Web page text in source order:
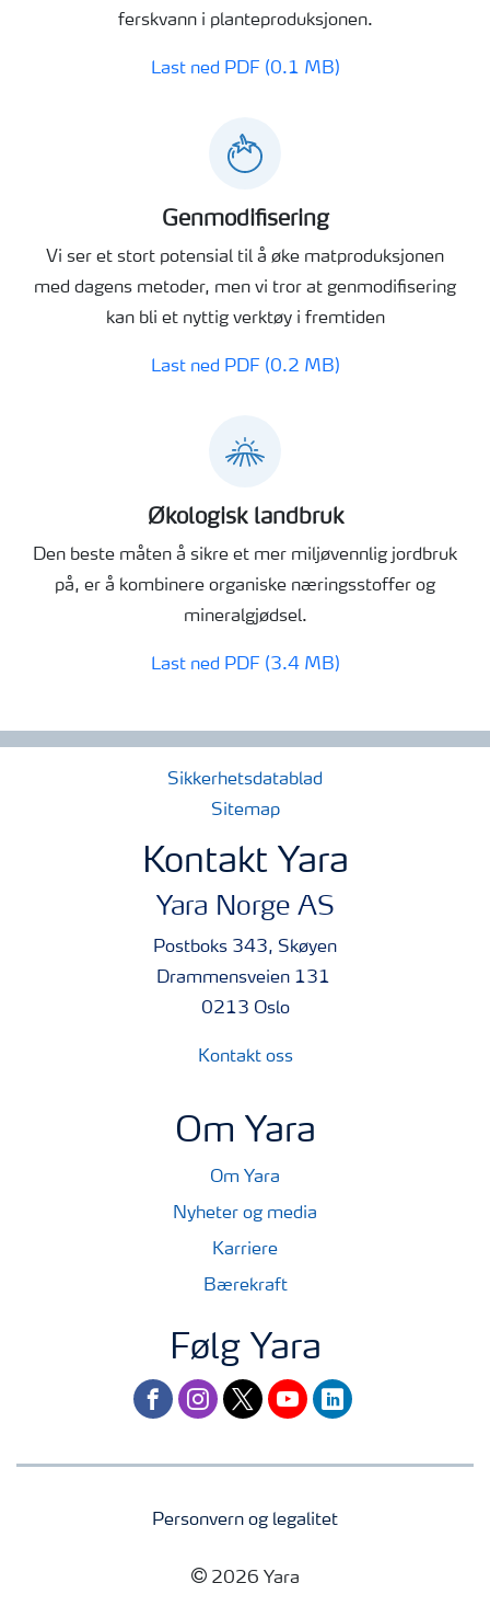
ferskvann i planteproduksjonen.
Last ned PDF (0.1 MB)
Genmodifisering
Vi ser et stort potensial til å øke matproduksjonen
med dagens metoder, men vi tror at genmodifisering
kan bli et nyttig verktøy i fremtiden
Last ned PDF (0.2 MB)
Økologisk landbruk
Den beste måten å sikre et mer miljøvennlig jordbruk
på, er å kombinere organiske næringsstoffer og
mineralgjødsel.
Last ned PDF (3.4 MB)
Sikkerhetsdatablad
Sitemap
Kontakt Yara
Yara Norge AS
Postboks 343, Skøyen
Drammensveien 131
0213 Oslo
Kontakt oss
Om Yara
Om Yara
Nyheter og media
Karriere
Bærekraft
Følg Yara
facebookinstagram
twitteryoutubelinkedin
Personvern og legalitet
2026 Yara